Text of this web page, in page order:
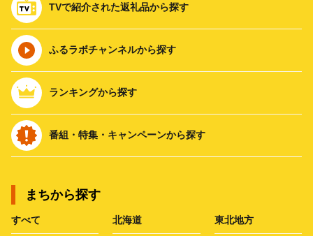
TVで紹介された返礼品から探す
ふるラボチャンネルから探す
ランキングから探す
番組・特集・キャンペーンから探す
まちから探す
すべて 北海道 東北地方